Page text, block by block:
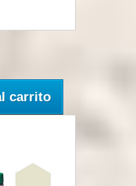
carrito